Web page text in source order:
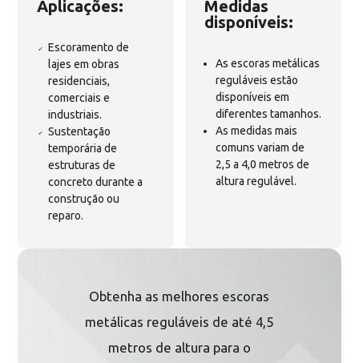
Aplicações:
Escoramento de
lajes em obras
residenciais,
comerciais e
industriais.
Sustentação
temporária de
estruturas de
concreto durante a
construção ou
reparo.
Medidas
disponíveis:
As escoras metálicas
reguláveis estão
disponíveis em
diferentes tamanhos.
As medidas mais
comuns variam de
2,5 a 4,0 metros de
altura regulável.
Obtenha as melhores escoras
metálicas reguláveis de até 4,5
metros de altura para o